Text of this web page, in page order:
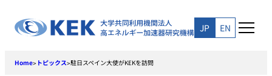
content
JP EN
Home> トピックス>駐日スペイン大使がKEKを訪問